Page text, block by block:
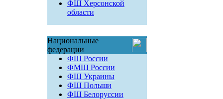
ФШ Херсонской
области
Национальные
федерации
ФШ России
ФМШ России
ФШ Украины
ФШ Польши
ФШ Белоруссии